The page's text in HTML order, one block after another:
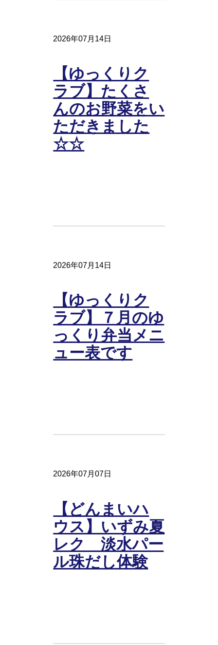
2026年07月14日
【ゆっくりク
ラブ】たくさ
んのお野菜をい
ただきました
☆☆
2026年07月14日
【ゆっくりク
ラブ】７月のゆ
っくり弁当メニ
ュー表です
2026年07月07日
【どんまいハ
ウス】いずみ夏
レク 淡水パー
ル珠だし体験